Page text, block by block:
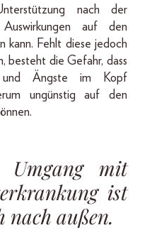
nach der
auf den
kann. Fehlt diese jedoch
besteht die Gefahr, dass
und Ängste im Kopf
ungünstig auf den
Umgang mit
ist
nach außen.